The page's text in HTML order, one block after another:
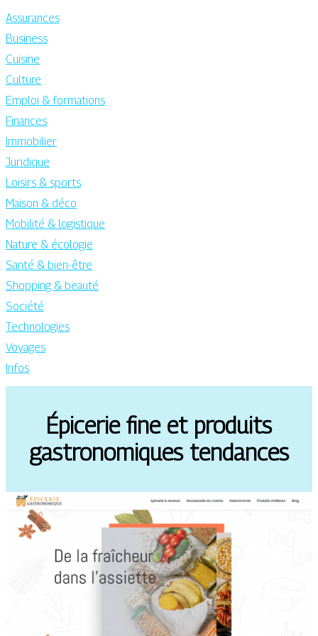
Assurances
Business
Cuisine
Culture
Emploi & formations
Finances
Immobilier
Juridique
Loisirs & sports
Maison & déco
Mobilité & logistique
Nature & écologie
Santé & bien-être
Shopping & beauté
Société
Technologies
Voyages
Infos
Épicerie fine et produits
gastronomiques tendances